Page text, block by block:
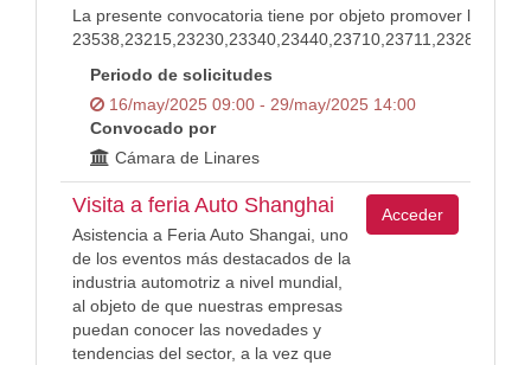
La presente convocatoria tiene por objeto promover la
Periodo de solicitudes
16/may/2025 09:00 - 29/may/2025 14:00
Convocado por
Cámara de Linares
Visita a feria Auto Shanghai
Asistencia a Feria Auto Shangai, uno
de los eventos más destacados de la
industria automotriz a nivel mundial,
al objeto de que nuestras empresas
puedan conocer las novedades y
tendencias del sector, a la vez que
Acceder